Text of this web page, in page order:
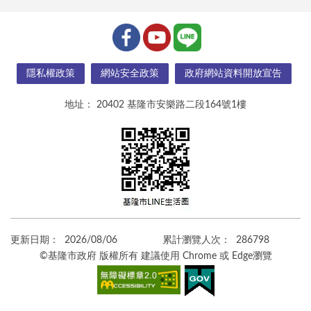
隱私權政策 網站安全政策 政府網站資料開放宣告
地址： 20402 基隆市安樂路二段164號1樓
更新日期： 2026/08/06 累計瀏覽人次：
286798
©基隆市政府 版權所有 建議使用 Chrome 或 Edge瀏覽